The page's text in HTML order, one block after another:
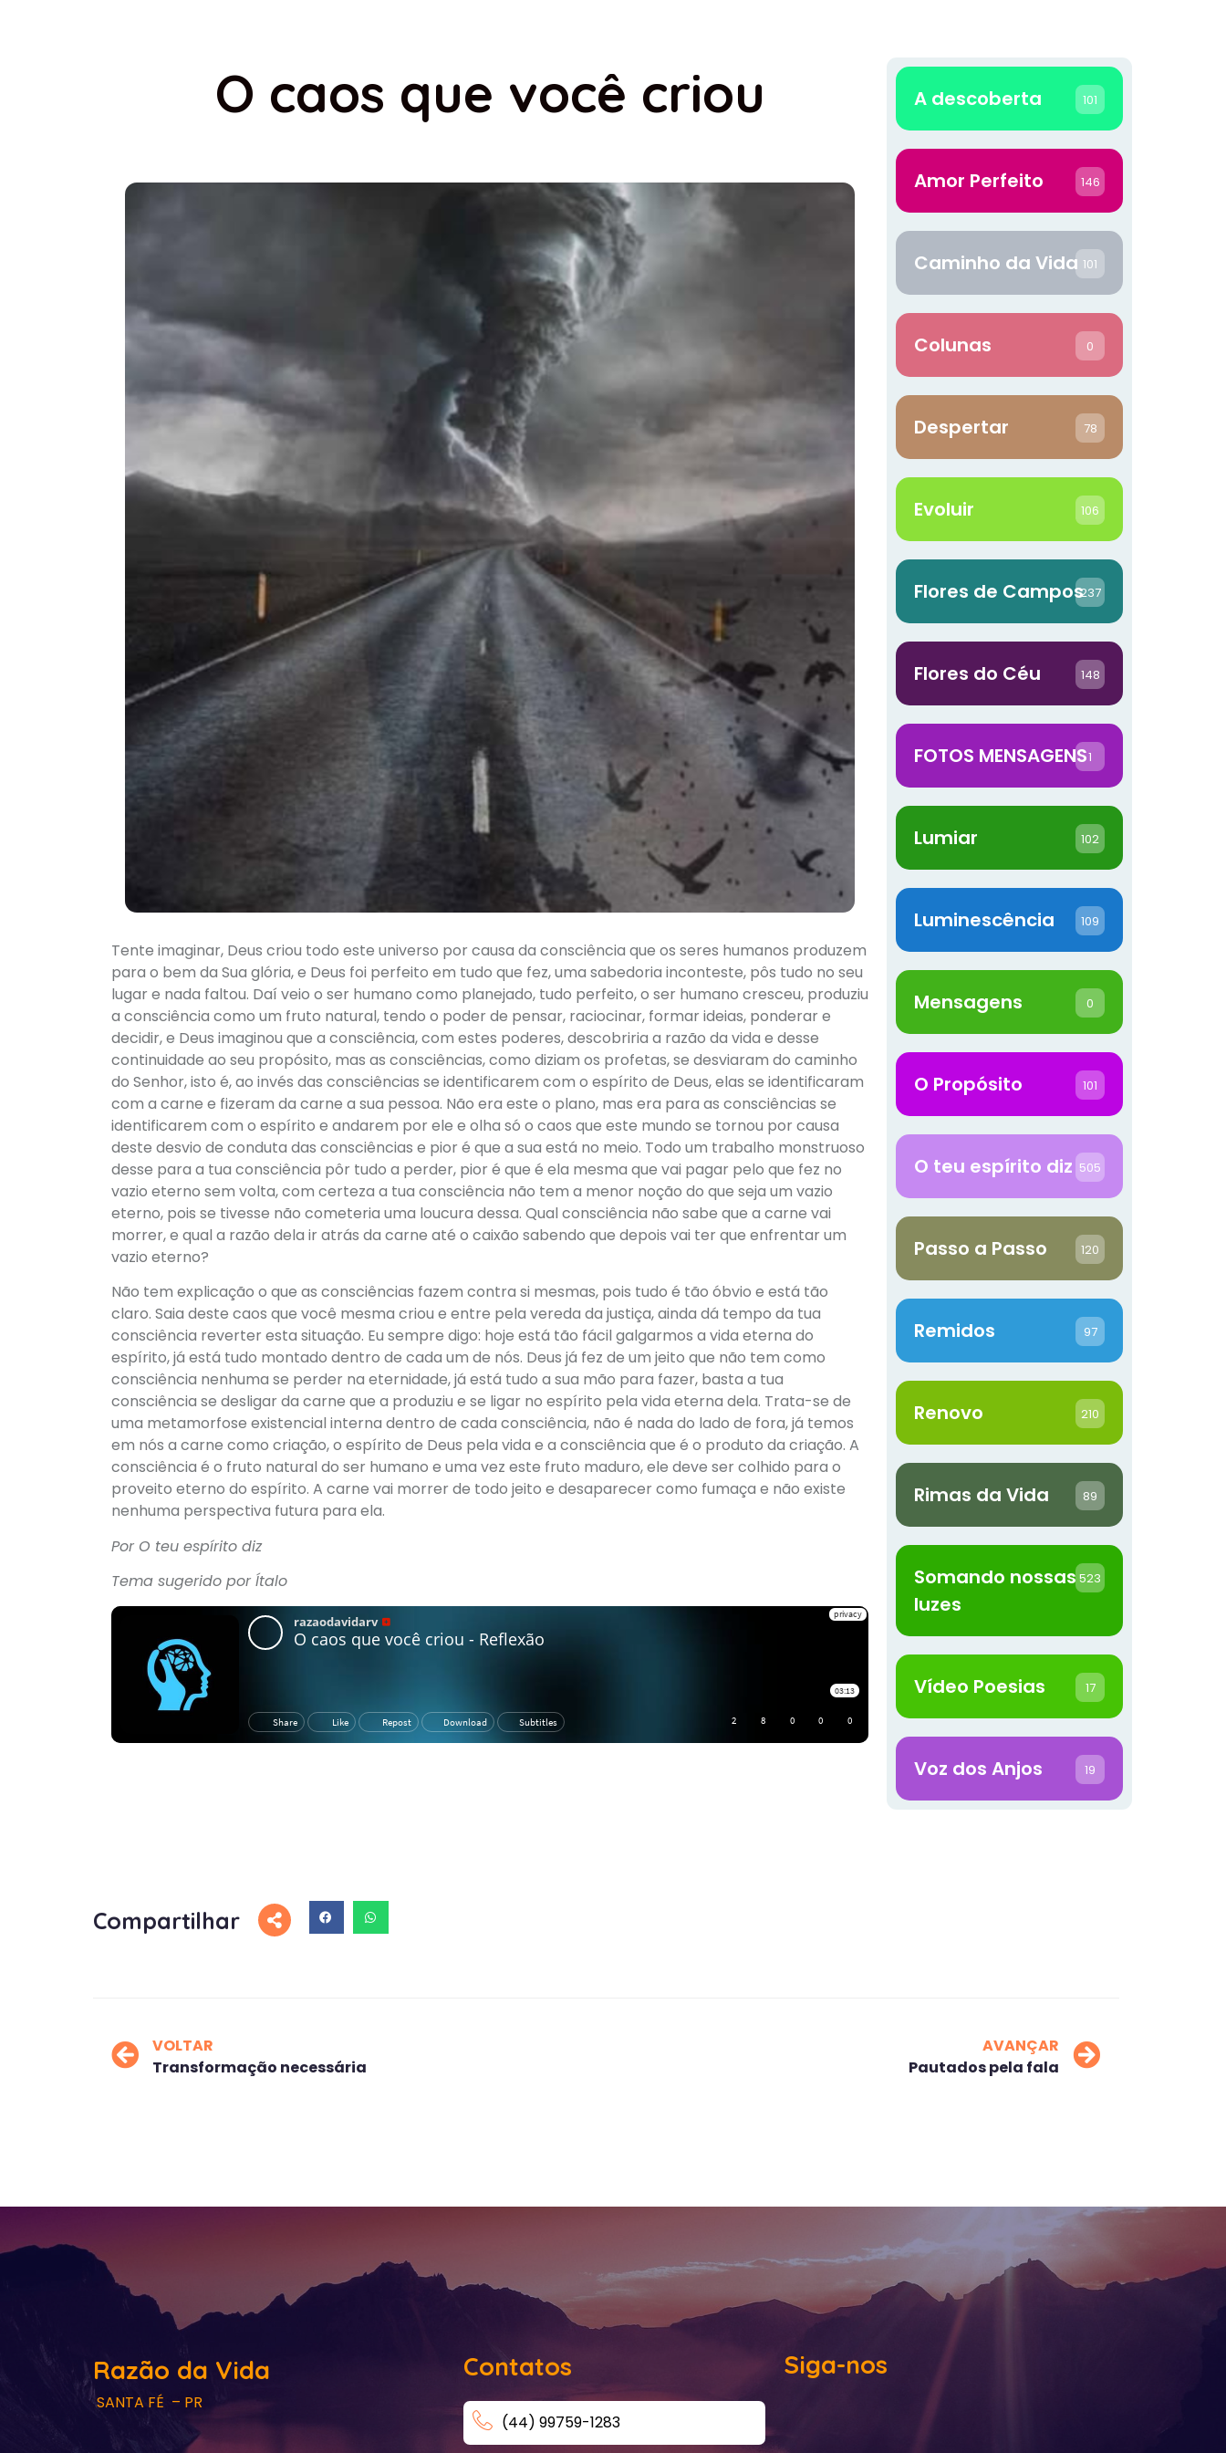
O caos que você criou
Tente imaginar, Deus criou todo este universo por causa da consciência que os seres humanos produzem
para o bem da Sua glória, e Deus foi perfeito em tudo que fez, uma sabedoria inconteste, pôs tudo no seu
lugar e nada faltou. Daí veio o ser humano como planejado, tudo perfeito, o ser humano cresceu, produziu
a consciência como um fruto natural, tendo o poder de pensar, raciocinar, formar ideias, ponderar e
decidir, e Deus imaginou que a consciência, com estes poderes, descobriria a razão da vida e desse
continuidade ao seu propósito, mas as consciências, como diziam os profetas, se desviaram do caminho
do Senhor, isto é, ao invés das consciências se identificarem com o espírito de Deus, elas se identificaram
com a carne e fizeram da carne a sua pessoa. Não era este o plano, mas era para as consciências se
identificarem com o espírito e andarem por ele e olha só o caos que este mundo se tornou por causa
deste desvio de conduta das consciências e pior é que a sua está no meio. Todo um trabalho monstruoso
desse para a tua consciência pôr tudo a perder, pior é que é ela mesma que vai pagar pelo que fez no
vazio eterno sem volta, com certeza a tua consciência não tem a menor noção do que seja um vazio
eterno, pois se tivesse não cometeria uma loucura dessa. Qual consciência não sabe que a carne vai
morrer, e qual a razão dela ir atrás da carne até o caixão sabendo que depois vai ter que enfrentar um
vazio eterno?
Não tem explicação o que as consciências fazem contra si mesmas, pois tudo é tão óbvio e está tão
claro. Saia deste caos que você mesma criou e entre pela vereda da justiça, ainda dá tempo da tua
consciência reverter esta situação. Eu sempre digo: hoje está tão fácil galgarmos a vida eterna do
espírito, já está tudo montado dentro de cada um de nós. Deus já fez de um jeito que não tem como
consciência nenhuma se perder na eternidade, já está tudo a sua mão para fazer, basta a tua
consciência se desligar da carne que a produziu e se ligar no espírito pela vida eterna dela. Trata-se de
uma metamorfose existencial interna dentro de cada consciência, não é nada do lado de fora, já temos
em nós a carne como criação, o espírito de Deus pela vida e a consciência que é o produto da criação. A
consciência é o fruto natural do ser humano e uma vez este fruto maduro, ele deve ser colhido para o
proveito eterno do espírito. A carne vai morrer de todo jeito e desaparecer como fumaça e não existe
nenhuma perspectiva futura para ela.
Por O teu espírito diz
Tema sugerido por Ítalo
A descoberta 101
Amor Perfeito 146
Caminho da Vida 101
Colunas 0
Despertar 78
Evoluir 106
Flores de Campos237
Flores do Céu 148
FOTOS MENSAGENS1
Lumiar 102
Luminescência 109
Mensagens 0
O Propósito 101
O teu espírito diz 505
Passo a Passo 120
Remidos 97
Renovo 210
Rimas da Vida 89
Somando nossas
luzes
523
Vídeo Poesias 17
Voz dos Anjos 19
Compartilhar
VOLTAR
Transformação necessária
AVANÇAR
Pautados pela fala
Razão da Vida
SANTA FÉ – PR
Contatos
(44) 99759-1283
Siga-nos